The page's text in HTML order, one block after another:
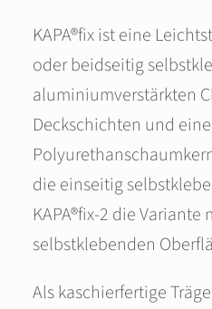
KAPA®fix ist eine
oder beidseitig
aluminiumverstärkten
Deckschichten und
die einseitig
KAPA®fix‑2 die
selbstklebenden
Als kaschierfertige